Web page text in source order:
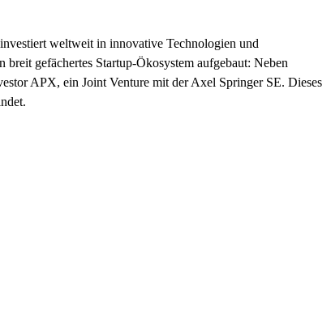
weltweit in innovative Technologien und
gefächertes Startup-Ökosystem aufgebaut: Neben
APX, ein Joint Venture mit der Axel Springer SE. Dieses